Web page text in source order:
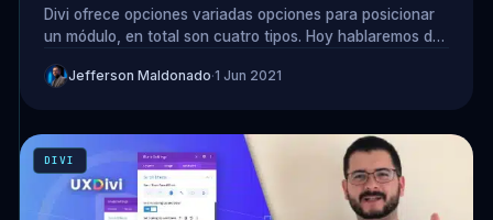
Divi ofrece opciones variadas opciones para posicionar
un módulo, en total son cuatro tipos. Hoy hablaremos de
Jefferson Maldonado·1 Jun 2021
DIVI